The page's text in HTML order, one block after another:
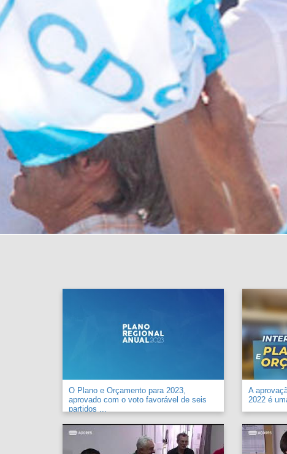
O Plano e Orçamento para 2023,
aprovado com o voto favorável de seis
partidos ...
A
2022 é